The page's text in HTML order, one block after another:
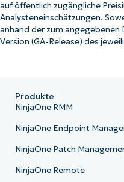
auf öffentlich zugängliche
Analysteneinschätzungen.
anhand der zum
Version (GA-Release) des
Produkte
NinjaOne RMM
NinjaOne Endpoint
NinjaOne Patch
NinjaOne Remote